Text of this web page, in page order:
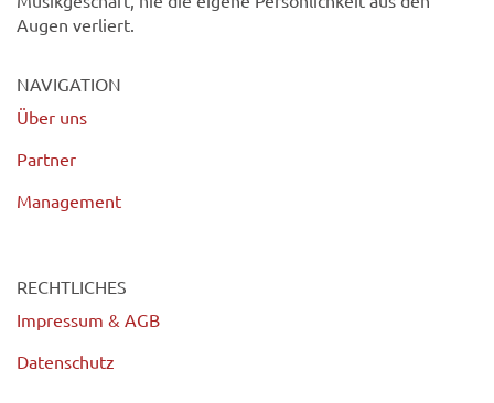
Augen verliert.
NAVIGATION
Über uns
Partner
Management
RECHTLICHES
Impressum & AGB
Datenschutz